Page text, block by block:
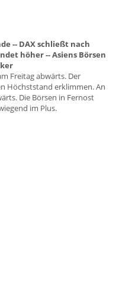
-- DAX schließt nach
höher -- Asiens Börsen
Freitag abwärts. Der
Höchststand erklimmen. An
Die Börsen in Fernost
im Plus.